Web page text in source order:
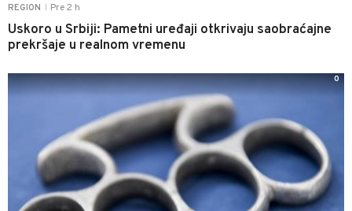
REGION Pre 2 h
Uskoro u Srbiji: Pametni uređaji otkrivaju saobraćajne
prekršaje u realnom vremenu
0